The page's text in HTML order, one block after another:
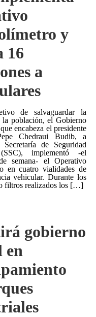
y
16
a
de salvaguardar la
la población, el Gobierno
encabeza el presidente
Chedraui Budib, a
de Seguridad
implementó -el
semana- el Operativo
en cuatro vialidades de
vehicular. Durante los
filtros realizados los […]
gobierno
en